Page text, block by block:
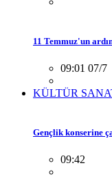
11 Temmuz'un
09:01 07/7
KÜLTÜR
Gençlik konserine
09:42